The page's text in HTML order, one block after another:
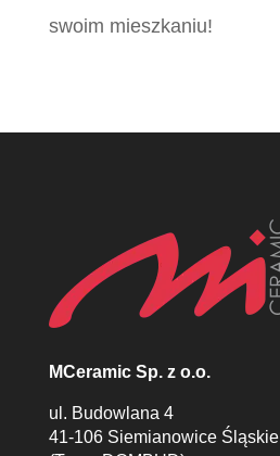
swoim mieszkaniu!
MCeramic Sp. z o.o.
ul. Budowlana 4
41-106 Siemianowice Śląskie